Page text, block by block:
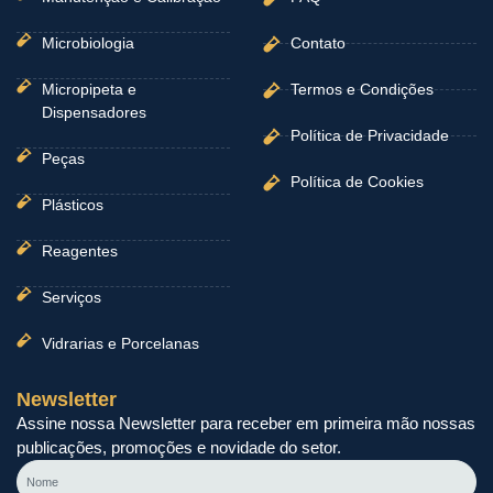
Microbiologia
Micropipeta e
Dispensadores
Peças
Plásticos
Reagentes
Serviços
Vidrarias e Porcelanas
Contato
Termos e Condições
Política de Privacidade
Política de Cookies
Newsletter
Assine nossa Newsletter para receber em primeira mão nossas
publicações, promoções e novidade do setor.
Nome